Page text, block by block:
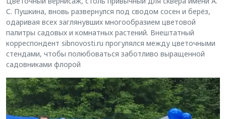
С. Пушкина, вновь развернулся под сводом сосен и берёз,
одаривая всех заглянувших многообразием цветовой
палитры садовых и комнатных растений. Внештатный
корреспондент sibnovosti.ru прогулялся между цветочными
стендами, чтобы полюбоваться заботливо выращенной
садовниками флорой